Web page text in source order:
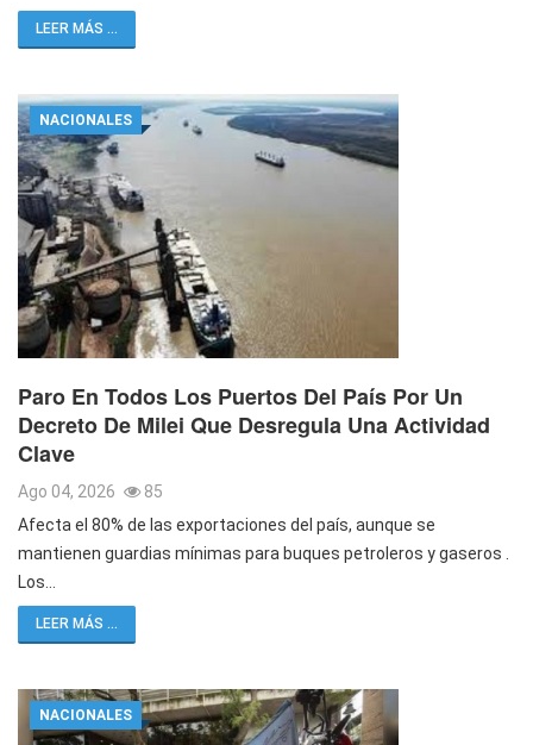
LEER MÁS ...
NACIONALES
Paro En Todos Los Puertos Del País Por Un
Decreto De Milei Que Desregula Una Actividad
Clave
Ago 04, 2026
85
Afecta el 80% de las exportaciones del país, aunque se
mantienen guardias mínimas para buques petroleros y gaseros .
Los…
LEER MÁS ...
NACIONALES